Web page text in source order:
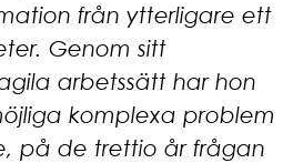
från ytterligare ett
Genom sitt
arbetssätt har hon
komplexa problem
på de trettio år frågan